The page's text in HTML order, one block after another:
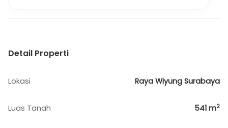
Detail Properti
Lokasi Raya Wiyung Surabaya
Luas Tanah 541 m2